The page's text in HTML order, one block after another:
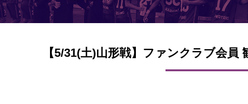
【5/31(土)山形戦】ファンクラブ会員